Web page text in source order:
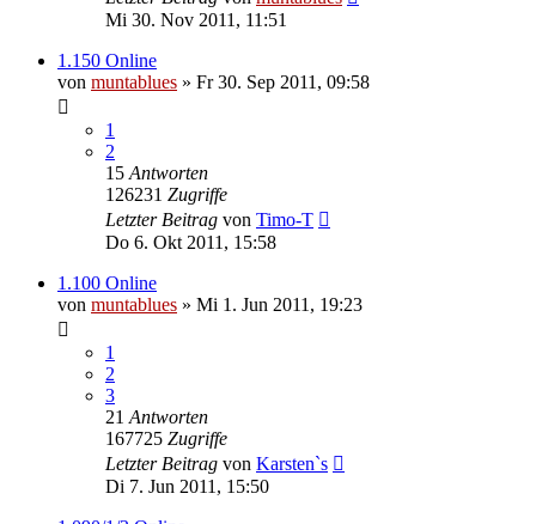
Mi 30. Nov 2011, 11:51
1.150 Online
von muntablues » Fr 30. Sep 2011, 09:58
1
2
15 Antworten
126231 Zugriffe
Letzter Beitrag von Timo-T
Do 6. Okt 2011, 15:58
1.100 Online
von muntablues » Mi 1. Jun 2011, 19:23
1
2
3
21 Antworten
167725 Zugriffe
Letzter Beitrag von Karsten`s
Di 7. Jun 2011, 15:50